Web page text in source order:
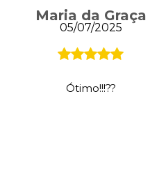
Maria da Graça
05/07/2025
Ótimo!!!??